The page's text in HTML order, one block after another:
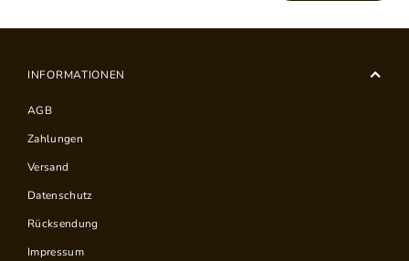
INFORMATIONEN
AGB
Zahlungen
Versand
Datenschutz
Rücksendung
Impressum